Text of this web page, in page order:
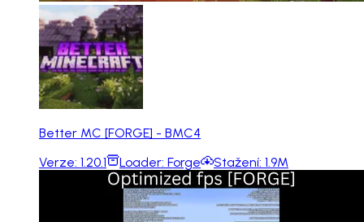
Better MC [FORGE] - BMC4
Verze: 1.20.1 Loader: Forge Stažení: 1.9M